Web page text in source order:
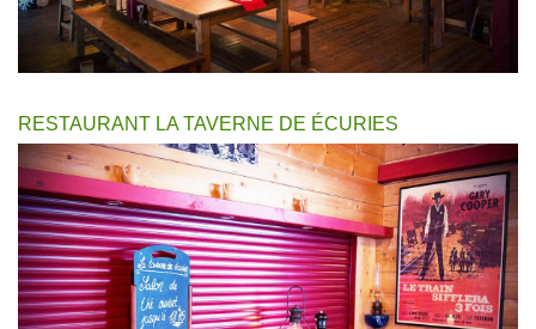
RESTAURANT LA TAVERNE DE ÉCURIES